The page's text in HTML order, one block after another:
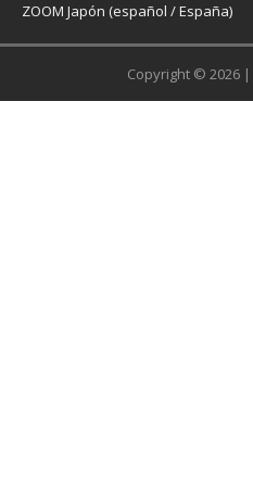
ZOOM Japón (español / España)
Copyright © 2026 |